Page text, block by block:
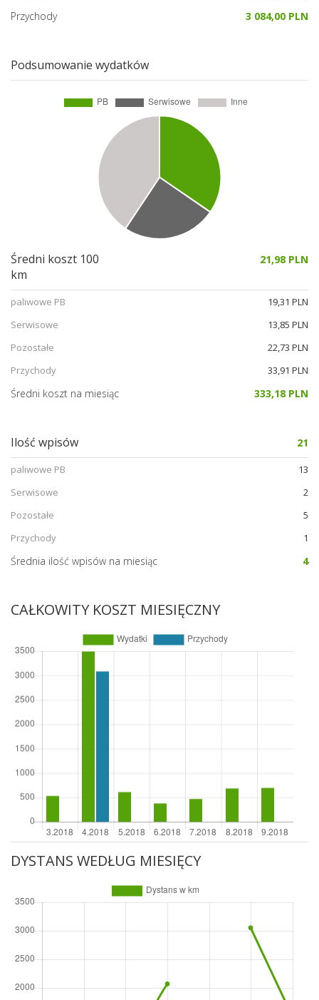
Przychody 3 084,00 PLN
Podsumowanie wydatków
Średni koszt 100
km
21,98 PLN
paliwowe PB
19,31 PLN
Serwisowe
13,85 PLN
Pozostałe
22,73 PLN
Przychody
33,91 PLN
Średni koszt na miesiąc 333,18 PLN
Ilość wpisów 21
paliwowe PB
13
Serwisowe
2
Pozostałe
5
Przychody
1
Średnia ilość wpisów na miesiąc 4
CAŁKOWITY KOSZT MIESIĘCZNY
DYSTANS WEDŁUG MIESIĘCY